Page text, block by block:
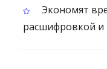
Экономят
расшифровкой и